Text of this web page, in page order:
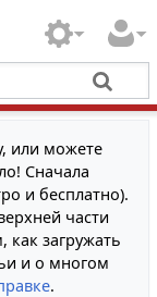
или можете
Сначала
и бесплатно).
части
загружать
и о многом
.